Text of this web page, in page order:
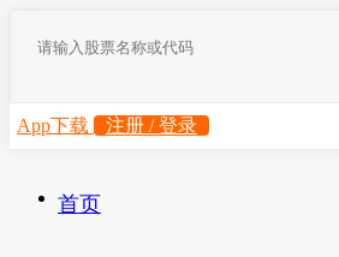
App下载 注册 / 登录
首页